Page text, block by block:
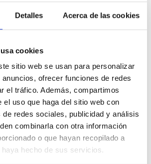
Detalles Acerca de las cookies
cookies
sitio web se usan para personalizar
ofrecer funciones de redes
el tráfico. Además, compartimos
el uso que haga del sitio web con
de redes sociales, publicidad y análisis
combinarla con otra información
o que hayan recopilado a
hecho de sus servicios.
Ir al mes específico
Enero 2024
Febrero
premsa